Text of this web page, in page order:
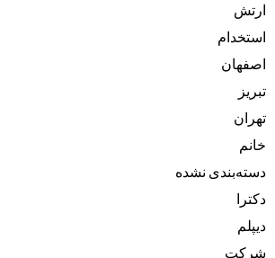
ارتش
استخدام
اصفهان
تبریز
تهران
خانم
دسته‌بندی نشده
دکترا
دیپلم
شرکت